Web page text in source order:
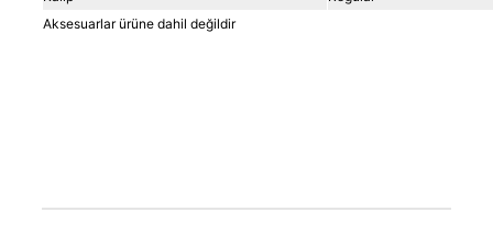
Aksesuarlar ürüne dahil değildir